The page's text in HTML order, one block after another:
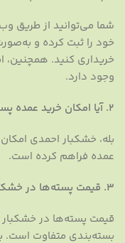
شما می‌توانید از طریق
خود را ثبت کرده و
خریداری کنید.
وجود دارد.
2. آیا امکان خرید عمده پسته از خشکبار احمدی وجود دارد؟
بله، خشکبار احمدی
عمده فراهم کرده است.
3. قیمت پسته‌ها در خشکبار احمدی چگونه است؟
قیمت پسته‌ها در
بسته‌بندی متفاوت است.